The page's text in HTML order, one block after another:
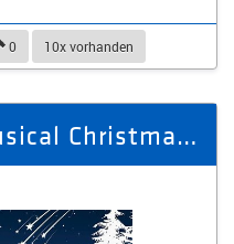
0 10x vorhanden
2 Tickets für "A Musical Christmas" am 19.12.2025 in Zwickau